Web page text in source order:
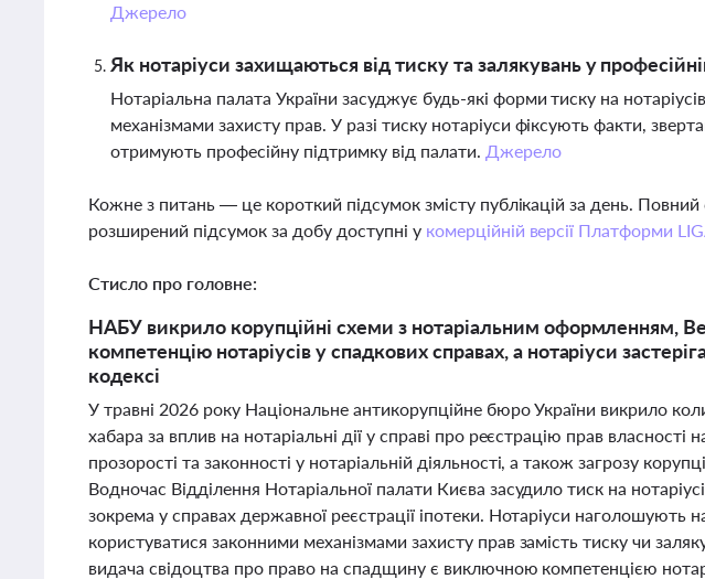
Джерело
Як нотаріуси захищаються від тиску та залякувань у
Нотаріальна палата України засуджує будь-які форми тиску на
механізмами захисту прав. У разі тиску нотаріуси фіксують факти,
отримують професійну підтримку від палати. Джерело
Кожне з питань — це короткий підсумок змісту публікацій за день.
розширений підсумок за добу доступні у комерційній версії Платформи
Стисло про головне:
НАБУ викрило корупційні схеми з нотаріальним оформленням,
компетенцію нотаріусів у спадкових справах, а нотаріуси
кодексі
У травні 2026 року Національне антикорупційне бюро України викрило
хабара за вплив на нотаріальні дії у справі про реєстрацію прав
прозорості та законності у нотаріальній діяльності, а також загрозу
Водночас Відділення Нотаріальної палати Києва засудило тиск на
зокрема у справах державної реєстрації іпотеки. Нотаріуси наголошують
користуватися законними механізмами захисту прав замість тиску чи
видача свідоцтва про право на спадщину є виключною компетенцією